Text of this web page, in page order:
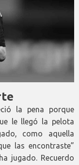
la pena porque
le llegó la pelota
como aquella
las encontraste”
jugado. Recuerdo